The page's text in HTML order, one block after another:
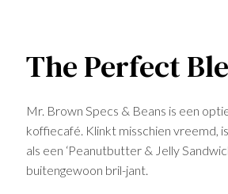
The Perfect
Mr. Brown Specs & Beans is een
koffiecafé. Klinkt misschien vreemd,
als een ‘Peanutbutter & Jelly
buitengewoon bril-jant.